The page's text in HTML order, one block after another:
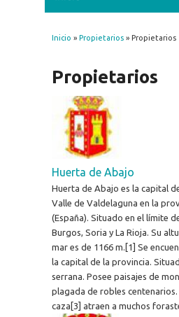
Se encuentra
Inicio » Propietarios» Propietarios
Propietarios
Huerta de Abajo
Huerta de Abajo es la capital
Valle de Valdelaguna en la
(España). Situado en el límite
Burgos, Soria y La Rioja. Su
mar es de 1166 m.[1] Se
la capital de la provincia.
serrana. Posee paisajes de
plagada de robles centenarios.
caza[3] atraen a muchos